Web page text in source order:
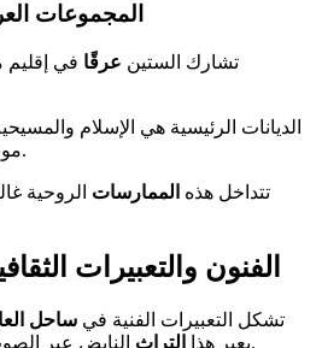
المجموعات
تشارك الستين عرقًا في
الديانات الرئيسية هي الإسلام
موجودًا لدى 2.2% من السكان.
تتداخل هذه الممارسات الروحية
الفنون والتعبيرات
تشكل التعبيرات الفنية في ساحل
يعبر هذا
التراث النابض عبر الصوت والحركة والكلمة والمادة.